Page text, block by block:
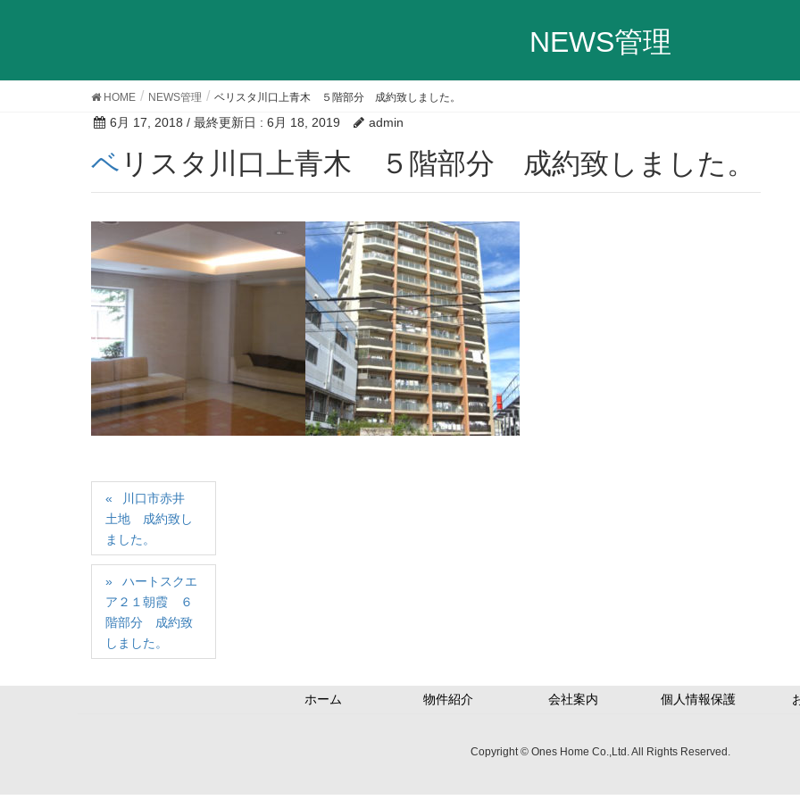
NEWS管理
HOME NEWS管理 ベリスタ川口上青木 ５階部分 成約致しました。
6月 17, 2018 / 最終更新日 : 6月 18, 2019 admin
ベリスタ川口上青木 ５階部分 成約致しました。
川口市赤井
土地 成約致し
ました。
ハートスクエ
ア２１朝霞 ６
階部分 成約致
しました。
ホーム 物件紹介 会社案内 個人情報保護
Copyright © Ones Home Co.,Ltd. All Rights Reserved.